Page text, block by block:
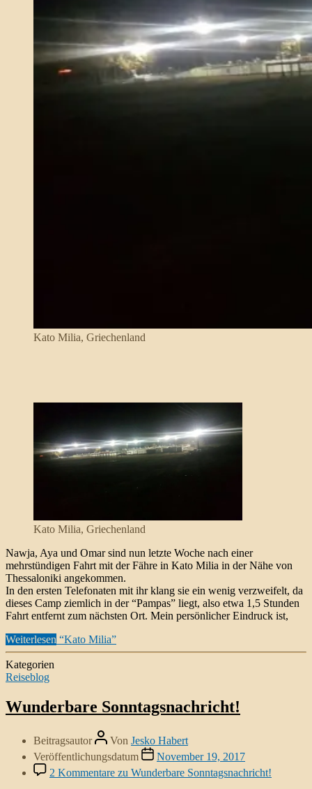
Kato Milia, Griechenland
Kato Milia, Griechenland
Nawja, Aya und Omar sind nun letzte Woche nach einer
mehrstündigen Fahrt mit der Fähre in Kato Milia in der Nähe von
Thessaloniki angekommen.
In den ersten Telefonaten mit ihr klang sie ein wenig verzweifelt, da
dieses Camp ziemlich in der “Pampas” liegt, also etwa 1,5 Stunden
Fahrt entfernt zum nächsten Ort. Mein persönlicher Eindruck ist,
Weiterlesen “Kato Milia”
Kategorien
Reiseblog
Wunderbare Sonntagsnachricht!
Beitragsautor Von Jesko Habert
Veröffentlichungsdatum
November 19, 2017
2 Kommentare zu Wunderbare Sonntagsnachricht!